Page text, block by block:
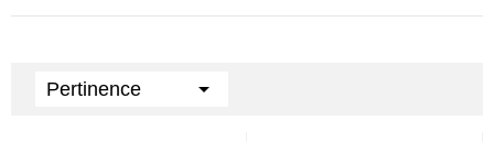
Pertinence 